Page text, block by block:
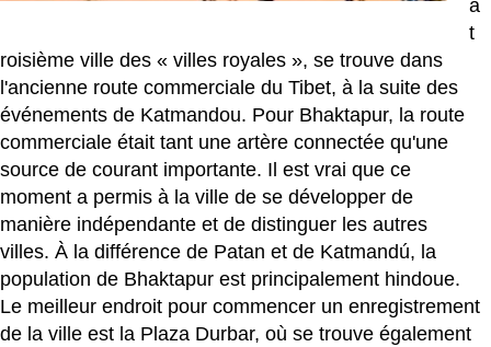
a
t
roisième ville des « villes royales », se trouve dans
l'ancienne route commerciale du Tibet, à la suite des
événements de Katmandou. Pour Bhaktapur, la route
commerciale était tant une artère connectée qu'une
source de courant importante. Il est vrai que ce
moment a permis à la ville de se développer de
manière indépendante et de distinguer les autres
villes. À la différence de Patan et de Katmandú, la
population de Bhaktapur est principalement hindoue.
Le meilleur endroit pour commencer un enregistrement
de la ville est la Plaza Durbar, où se trouve également